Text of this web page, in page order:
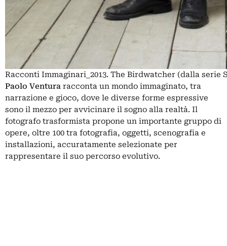
Racconti Immaginari_2013. The Birdwatcher (dalla serie
Paolo Ventura racconta un mondo immaginato, tra
narrazione e gioco, dove le diverse forme espressive
sono il mezzo per avvicinare il sogno alla realtà. Il
fotografo trasformista propone un importante gruppo di
opere, oltre 100 tra fotografia, oggetti, scenografia e
installazioni, accuratamente selezionate per
rappresentare il suo percorso evolutivo.